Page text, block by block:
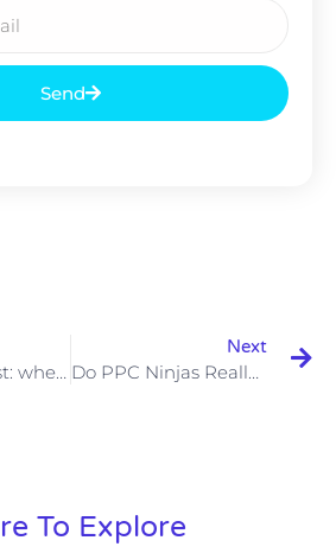
Send
weekly podcast: when design meets technology
Next
Do PPC Ninjas Really Exist Or Not?
To Explore